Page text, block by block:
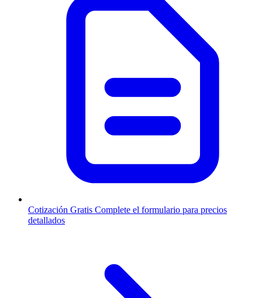
Cotización Gratis Complete el formulario para precios
detallados